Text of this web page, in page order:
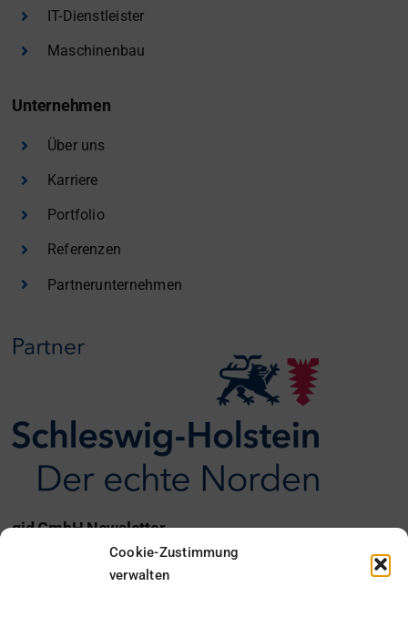
Cookie-Zustimmung
verwalten
IT-Dienstleister
Maschinenbau
Unternehmen
Über uns
Karriere
Portfolio
Referenzen
Partnerunternehmen
gid GmbH Newsletter
Ich möchte den gid Newsletter erhalten.